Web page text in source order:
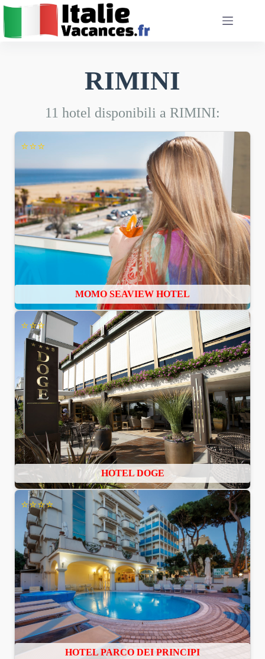
Salta
contenuto
RIMINI
11 hotel disponibili a RIMINI:
⭐⭐⭐
MOMO SEAVIEW HOTEL
⭐⭐⭐
HOTEL DOGE
⭐⭐⭐⭐
HOTEL PARCO DEI PRINCIPI